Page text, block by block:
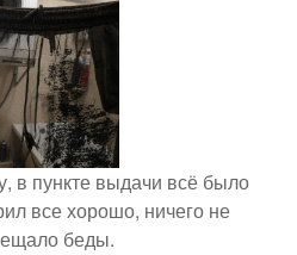
в пункте выдачи всё было
все хорошо, ничего не
беды.